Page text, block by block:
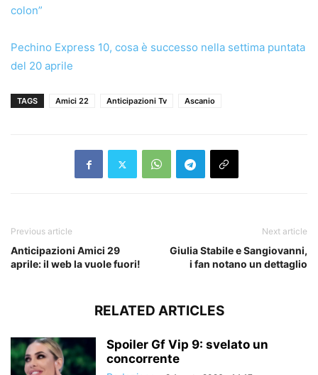
colon”
Pechino Express 10, cosa è successo nella settima puntata
del 20 aprile
TAGS Amici 22 Anticipazioni Tv Ascanio
Previous article
Anticipazioni Amici 29
aprile: il web la vuole fuori!
Next article
Giulia Stabile e Sangiovanni,
i fan notano un dettaglio
RELATED ARTICLES
Spoiler Gf Vip 9: svelato un
concorrente